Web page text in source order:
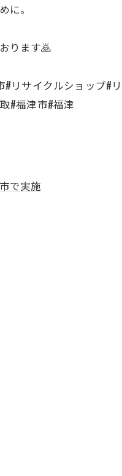
に。
ります🙇
#リサイクルショップ#
#福津市#福津
で実施